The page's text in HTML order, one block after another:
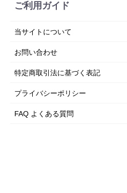
ご利用ガイド
当サイトについて
お問い合わせ
特定商取引法に基づく表記
プライバシーポリシー
FAQ よくある質問